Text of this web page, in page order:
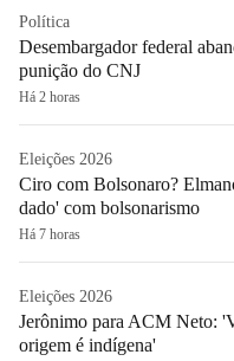
Política
Desembargador federal
punição do CNJ
Há 2 horas
Eleições 2026
Ciro com Bolsonaro?
dado' com bolsonarismo
Há 7 horas
Eleições 2026
Jerônimo para ACM Neto:
origem é indígena'